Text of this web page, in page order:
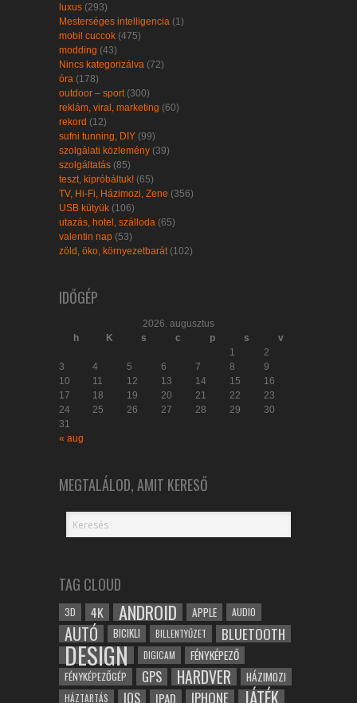
luxus (293)
Mesterséges intelligencia (1)
mobil cuccok (475)
modding (43)
Nincs kategorizálva (72)
óra (178)
outdoor – sport(300)
reklám, viral, marketing (60)
rekord (12)
sufni tunning, DIY (99)
szolgálati közlemény (39)
szolgáltatás (85)
teszt, kipróbáltuk! (65)
TV, Hi-Fi, Házimozi, Zene (356)
USB kütyük (106)
utazás, hotel, szálloda (65)
valentin nap (53)
zöld, öko, környezetbarát(102)
IDŐGÉP
2026. augusztus
h
K s c p s
v
1
2
3
4 5 6 7 8
9
10
11 12 13 14 15
16
17
18 19 20 21 22
23
24
25 26 27 28 29
30
31
« aug
MEGTALÁLOD, AMIT KERESŐ
TAG CLOUD
3D 4K ANDROID APPLE AUDIO
AUTÓ BICIKLI BILLENTYŰZET BLUETOOTH
DESIGN DIGICAM FÉNYKÉPEZŐ
FÉNYKÉPEZŐGÉP GPS HARDVER HÁZIMOZI
HÁZTARTÁS IOS IPAD IPHONE JÁTÉK